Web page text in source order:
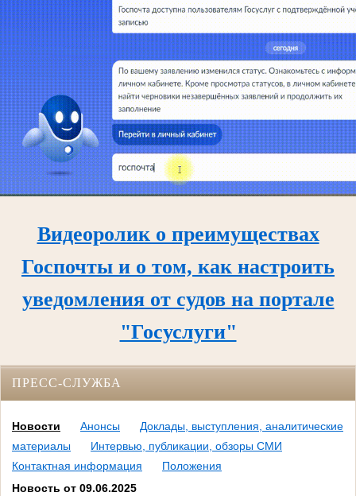
Видеоролик о преимуществах
Госпочты и о том, как настроить
уведомления от судов на портале
"Госуслуги"
ПРЕСС-СЛУЖБА
Новости Анонсы
Доклады, выступления, аналитические
материалы
Интервью, публикации, обзоры СМИ
Контактная информация
Положения
Новость от 09.06.2025